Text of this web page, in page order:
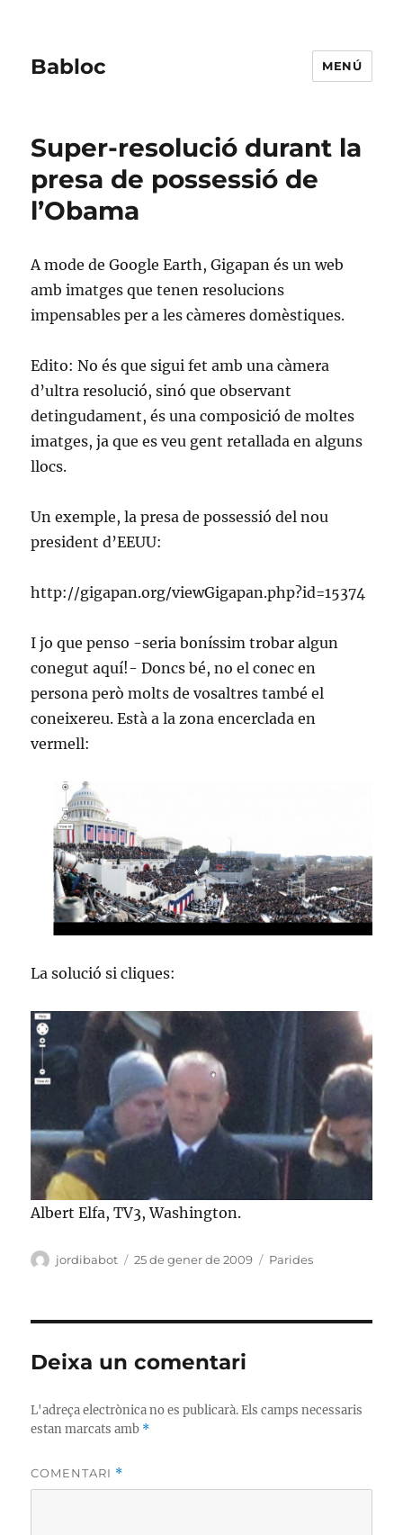
Babloc MENÚ
Super-resolució durant la
presa de possessió de
l’Obama
A mode de Google Earth, Gigapan és un web
amb imatges que tenen resolucions
impensables per a les càmeres domèstiques.
Edito: No és que sigui fet amb una càmera
d’ultra resolució, sinó que observant
detingudament, és una composició de moltes
imatges, ja que es veu gent retallada en alguns
llocs.
Un exemple, la presa de possessió del nou
president d’EEUU:
http://gigapan.org/viewGigapan.php?id=15374
I jo que penso -seria boníssim trobar algun
conegut aquí!- Doncs bé, no el conec en
persona però molts de vosaltres també el
coneixereu. Està a la zona encerclada en
vermell:
La solució si cliques:
Albert Elfa, TV3, Washington.
Autor
jordibabot
Publicat
25 de gener de 2009 Categories
Parides
Deixa un comentari
L'adreça electrònica no es publicarà. Els camps necessaris
estan marcats amb *
COMENTARI *